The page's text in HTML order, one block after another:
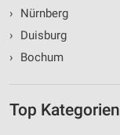
›
Nürnberg
›
Duisburg
›
Bochum
Top Kategorien